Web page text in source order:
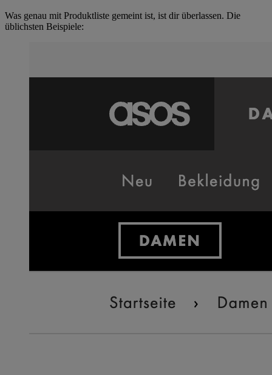
Was genau mit Produktliste gemeint ist, ist dir überlassen. Die
üblichsten Beispiele: